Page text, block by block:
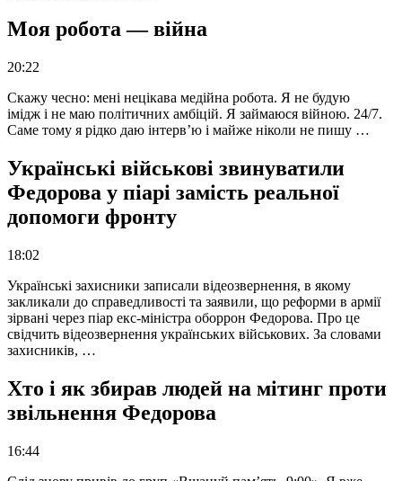
Моя робота — війна
20:22
Скажу чесно: мені нецікава медійна робота. Я не будую
імідж і не маю політичних амбіцій. Я займаюся війною. 24/7.
Саме тому я рідко даю інтерв’ю і майже ніколи не пишу …
Українські військові звинуватили
Федорова у піарі замість реальної
допомоги фронту
18:02
Українські захисники записали відеозвернення, в якому
закликали до справедливості та заявили, що реформи в армії
зірвані через піар екс-міністра оборрон Федорова. Про це
свідчить відеозвернення українських військових. За словами
захисників, …
Хто і як збирав людей на мітинг проти
звільнення Федорова
16:44